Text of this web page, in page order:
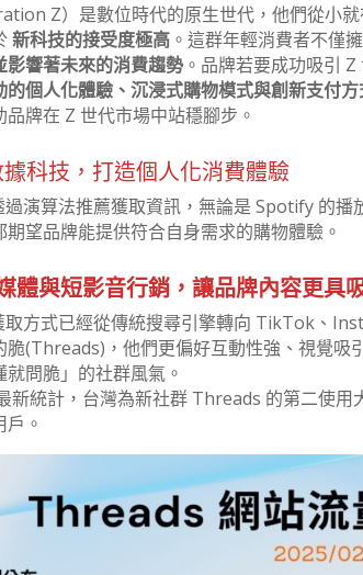
Z）是數位時代的原生世代，他們從小
新科技的接受度極高 。這群年輕消費者不僅
影響著未來的消費趨勢。品牌若要成功吸引
的個人化體驗、沉浸式購物模式與創新支付方
品牌在 Z 世代市場中站穩腳步。
科技，打造個人化消費體驗
過演算法推薦獲取資訊，無論是 Spotify 的
望品牌能提供符合自身需求的購物體驗。
體與短影音行銷，讓品牌內容更具
取方式已經從傳統搜尋引擎轉向 TikTok、
脆(Threads)，他們更偏好互動性強、視覺吸
問脆」的社群風氣。
新統計，台灣為新社群 Threads 的第二使
。